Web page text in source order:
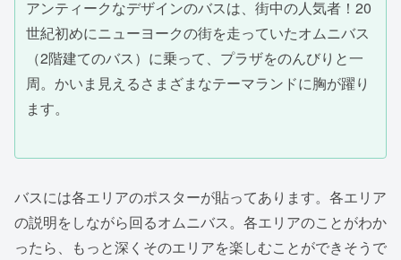
アンティークなデザインのバスは、街中の人気者！20
世紀初めにニューヨークの街を走っていたオムニバス
（2階建てのバス）に乗って、プラザをのんびりと一
周。かいま見えるさまざまなテーマランドに胸が躍り
ます。
バスには各エリアのポスターが貼ってあります。各エリア
の説明をしながら回るオムニバス。各エリアのことがわか
ったら、もっと深くそのエリアを楽しむことができそうで